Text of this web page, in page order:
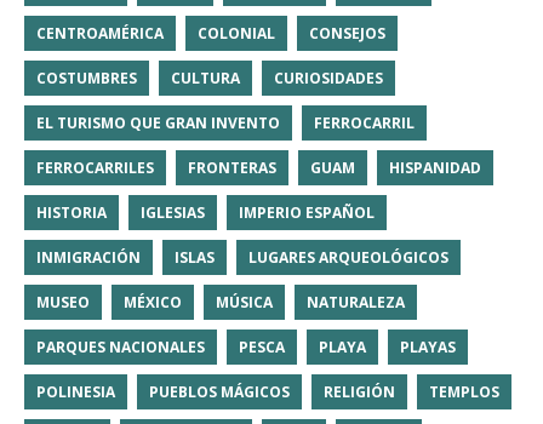
CENTROAMÉRICA COLONIAL CONSEJOS
COSTUMBRES CULTURA CURIOSIDADES
EL TURISMO QUE GRAN INVENTO FERROCARRIL
FERROCARRILES FRONTERAS GUAM HISPANIDAD
HISTORIA IGLESIAS IMPERIO ESPAÑOL
INMIGRACIÓN ISLAS LUGARES ARQUEOLÓGICOS
MUSEO MÉXICO MÚSICA NATURALEZA
PARQUES NACIONALES PESCA PLAYA PLAYAS
POLINESIA PUEBLOS MÁGICOS RELIGIÓN TEMPLOS